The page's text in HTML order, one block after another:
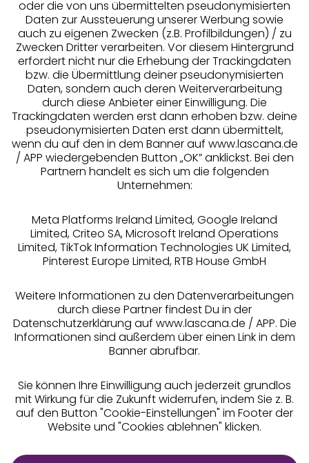
Services
Beratung
Über uns
Rechtliches
Alle Preise inkl. MwSt., zzgl.
Versandkosten
oder die von uns übermittelten pseudonymisierten
Daten zur Aussteuerung unserer Werbung sowie
auch zu eigenen Zwecken (z.B. Profilbildungen) / zu
Zwecken Dritter verarbeiten. Vor diesem Hintergrund
erfordert nicht nur die Erhebung der Trackingdaten
bzw. die Übermittlung deiner pseudonymisierten
Daten, sondern auch deren Weiterverarbeitung
durch diese Anbieter einer Einwilligung. Die
Trackingdaten werden erst dann erhoben bzw. deine
pseudonymisierten Daten erst dann übermittelt,
wenn du auf den in dem Banner auf www.lascana.de
/ APP wiedergebenden Button „OK” anklickst. Bei den
Partnern handelt es sich um die folgenden
Unternehmen:
Meta Platforms Ireland Limited, Google Ireland
Limited, Criteo SA, Microsoft Ireland Operations
Limited, TikTok Information Technologies UK Limited,
Pinterest Europe Limited, RTB House GmbH
Weitere Informationen zu den Datenverarbeitungen
durch diese Partner findest Du in der
Datenschutzerklärung auf www.lascana.de / APP. Die
Informationen sind außerdem über einen Link in dem
Banner abrufbar.
Sie können Ihre Einwilligung auch jederzeit grundlos
mit Wirkung für die Zukunft widerrufen, indem Sie z. B.
auf den Button "Cookie-Einstellungen" im Footer der
Website und "Cookies ablehnen" klicken.